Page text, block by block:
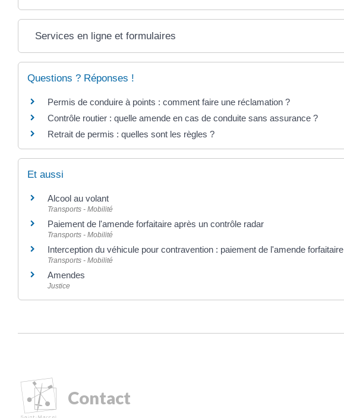
Services en ligne et formulaires
Questions ? Réponses !
Permis de conduire à points : comment faire une réclamation ?
Contrôle routier : quelle amende en cas de conduite sans assurance ?
Retrait de permis : quelles sont les règles ?
Et aussi
Alcool au volant
Transports - Mobilité
Paiement de l'amende forfaitaire après un contrôle radar
Transports - Mobilité
Interception du véhicule pour contravention : paiement de l'amende forfaitaire
Transports - Mobilité
Amendes
Justice
Contact